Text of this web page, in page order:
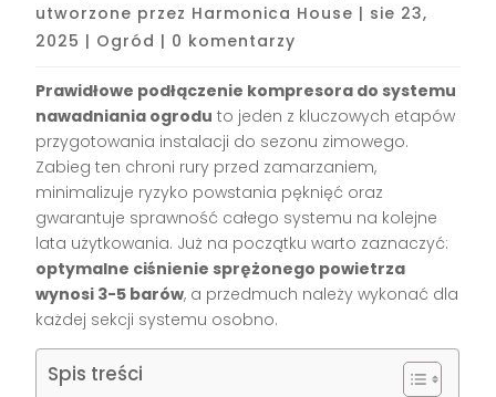
utworzone przez Harmonica House | sie 23,
2025 | Ogród | 0 komentarzy
Prawidłowe podłączenie kompresora do systemu
nawadniania ogrodu to jeden z kluczowych etapów
przygotowania instalacji do sezonu zimowego.
Zabieg ten chroni rury przed zamarzaniem,
minimalizuje ryzyko powstania pęknięć oraz
gwarantuje sprawność całego systemu na kolejne
lata użytkowania. Już na początku warto zaznaczyć:
optymalne ciśnienie sprężonego powietrza
wynosi 3-5 barów, a przedmuch należy wykonać dla
każdej sekcji systemu osobno.
Spis treści